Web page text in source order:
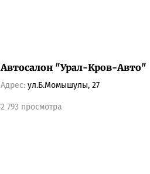
Автосалон "Урал-Кров-Авто"
Адрес: ул.Б.Момышулы, 27
2 793 просмотра